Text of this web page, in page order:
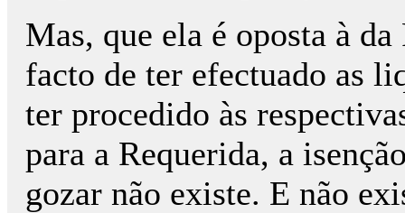
Mas, que ela é oposta à
facto de ter efectuado as
ter procedido às
para a Requerida, a
gozar não existe. E não